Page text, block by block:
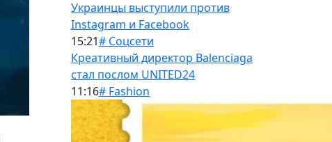
Украинцы выступили против
Instagram и Facebook
15:21# Соцсети
Креативный директор Balenciaga
стал послом UNITED24
11:16# Fashion